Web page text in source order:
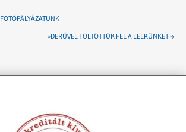
»DERŰVEL TÖLTÖTTÜK FEL A LELKÜNKET→